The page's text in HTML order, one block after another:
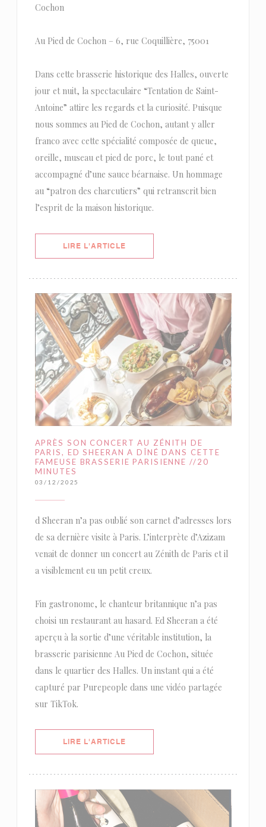
Cochon
Au Pied de Cochon – 6, rue Coquillière, 75001
Dans cette brasserie historique des Halles, ouverte
jour et nuit, la spectaculaire “Tentation de Saint-
Antoine” attire les regards et la curiosité. Puisque
nous sommes au Pied de Cochon, autant y aller
franco avec cette spécialité composée de queue,
oreille, museau et pied de porc, le tout pané et
accompagné d’une sauce béarnaise. Un hommage
au “patron des charcutiers” qui retranscrit bien
l’esprit de la maison historique.
LIRE L'ARTICLE((OUVRE UNE NOUVELLE
APRÈS SON CONCERT AU ZÉNITH DE
PARIS, ED SHEERAN A DÎNÉ DANS CETTE
FAMEUSE BRASSERIE PARISIENNE //20
MINUTES
03/12/2025
d Sheeran n’a pas oublié son carnet d’adresses lors
de sa dernière visite à Paris. L’interprète d’Azizam
venait de donner un concert au Zénith de Paris et il
a visiblement eu un petit creux.
Fin gastronome, le chanteur britannique n’a pas
choisi un restaurant au hasard. Ed Sheeran a été
aperçu à la sortie d’une véritable institution, la
brasserie parisienne Au Pied de Cochon, située
dans le quartier des Halles. Un instant qui a été
capturé par Purepeople dans une vidéo partagée
sur TikTok.
LIRE L'ARTICLE((OUVRE UNE NOUVELLE